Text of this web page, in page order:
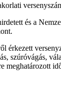
és a
érkezett
szúróvágás,
meghatározott